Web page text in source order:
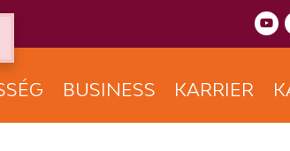
BUSINESS KARRIER